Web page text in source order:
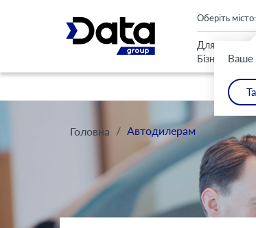
Ваше
Оберіть місто:
Для
Бізнесу
Головна / Автодилерам
An important update (Chrome 143) is available for